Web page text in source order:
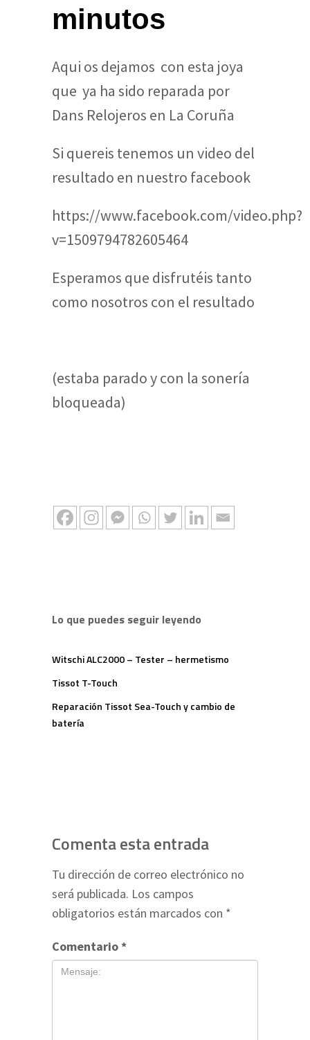
minutos
Aqui os dejamos con esta joya
que ya ha sido reparada por
Dans Relojeros en La Coruña
Si quereis tenemos un video del
resultado en nuestro facebook
https://www.facebook.com/video.php?
v=1509794782605464
Esperamos que disfrutéis tanto
como nosotros con el resultado
(estaba parado y con la sonería
bloqueada)
Lo que puedes seguir leyendo
Witschi ALC2000 – Tester – hermetismo
Tissot T-Touch
Reparación Tissot Sea-Touch y cambio de
batería
Comenta esta entrada
Tu dirección de correo electrónico no
será publicada. Los campos
obligatorios están marcados con *
Comentario*